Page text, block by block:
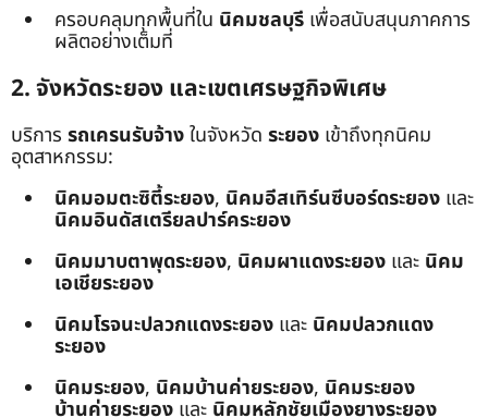
ครอบคลุมทุกพื้นที่ใน นิคมชลบุรี เพื่อสนับสนุนภาคการ
ผลิตอย่างเต็มที่
2. จังหวัดระยอง และเขตเศรษฐกิจพิเศษ
บริการ รถเครนรับจ้างในจังหวัด ระยอง เข้าถึงทุกนิคม
อุตสาหกรรม:
นิคมอมตะซิตี้ระยอง, นิคมอีสเทิร์นซีบอร์ดระยอง และ
นิคมอินดัสเตรียลปาร์คระยอง
นิคมมาบตาพุดระยอง, นิคมผาแดงระยอง และ นิคม
เอเชียระยอง
นิคมโรจนะปลวกแดงระยอง และ นิคมปลวกแดง
ระยอง
นิคมระยอง, นิคมบ้านค่ายระยอง, นิคมระยอง
บ้านค่ายระยอง และ นิคมหลักชัยเมืองยางระยอง